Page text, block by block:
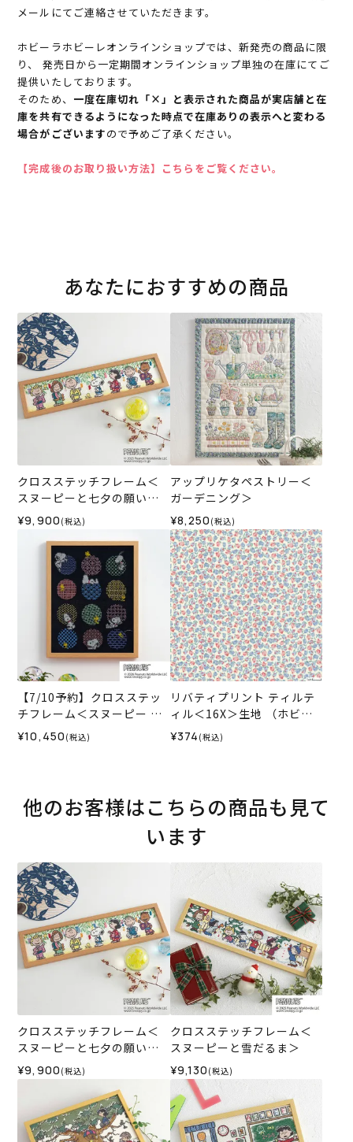
メールにてご連絡させていただきます。
ホビーラホビーレオンラインショップでは、新発売の商品に限
り、 発売日から一定期間オンラインショップ単独の在庫にてご
提供いたしております。
そのため、 一度在庫切れ「×」と表示された商品が実店舗と在
庫を共有できるようになった時点で在庫ありの表示へと変わる
場合がございますので予めご了承ください。
【完成後のお取り扱い方法】こちらをご覧ください。
あなたにおすすめの商品
クロスステッチフレーム＜
スヌーピーと七夕の願いご
と＞
¥9,900 (税込)
アップリケタペストリー＜
ガーデニング＞
¥8,250 (税込)
【7/10予約】クロスステッ
チフレーム＜スヌーピー 刺
し子時間＞
¥10,450 (税込)
リバティプリント ティルテ
ィル＜16X＞生地 （ホビー
ラホビーレオリジナル）202
¥374 (税込)
他のお客様はこちらの商品も見て
います
クロスステッチフレーム＜
スヌーピーと七夕の願いご
と＞
¥9,900 (税込)
クロスステッチフレーム＜
スヌーピーと雪だるま＞
¥9,130 (税込)